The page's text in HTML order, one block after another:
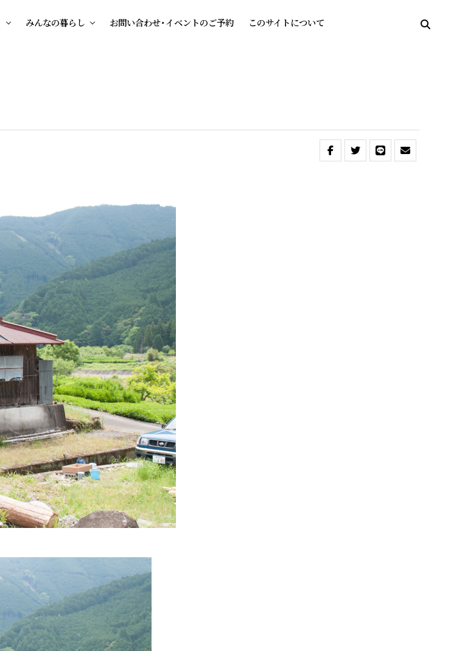
みんなの暮らし お問い合わせ・イベントのご予約 このサイトについて